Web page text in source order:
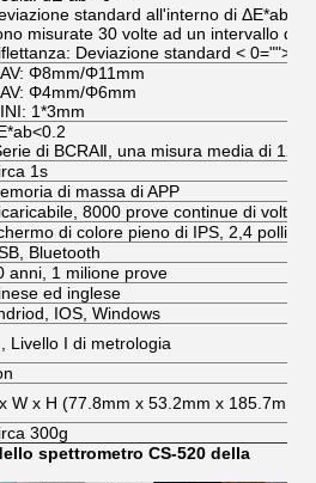
standard all'interno di ΔE*ab
misurate 30 volte ad un intervallo di 5
Deviazione standard < 0="">
Φ8mm/Φ11mm
Φ4mm/Φ6mm
1*3mm
di BCRAⅡ, una misura media di 12
1s
di massa di APP
8000 prove continue di volte,
di colore pieno di IPS, 2,4 pollici
Bluetooth
anni, 1 milione prove
ed inglese
IOS, Windows
Livello I di metrologia
W x H (77.8mm x 53.2mm x 185.7mm)
300g
spettrometro CS-520 della